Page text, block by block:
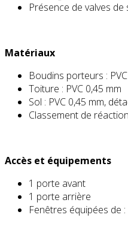
Présence de valves
Matériaux
Boudins porteurs :
Toiture : PVC 0,45 mm
Sol : PVC 0,45 mm,
Classement de
Accès et équipements
1 porte avant
1 porte arrière
Fenêtres équipées de